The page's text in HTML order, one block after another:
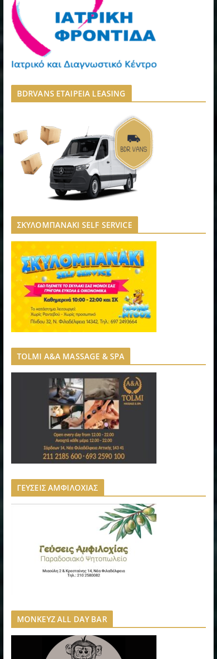
BDRVANS ΕΤΑΙΡΕΙΑ LEASING
ΣΚΥΛΟΜΠΑΝΑΚΙ SELF SERVICE
TOLMI A&A MASSAGE & SPA
ΓΕΥΣΕΙΣ ΑΜΦΙΛΟΧΙΑΣ
MONKEYZ ALL DAY BAR